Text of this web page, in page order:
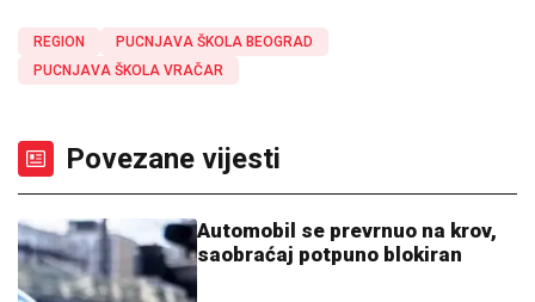
REGION
PUCNJAVA ŠKOLA BEOGRAD
PUCNJAVA ŠKOLA VRAČAR
Povezane vijesti
Automobil se prevrnuo na krov,
saobraćaj potpuno blokiran